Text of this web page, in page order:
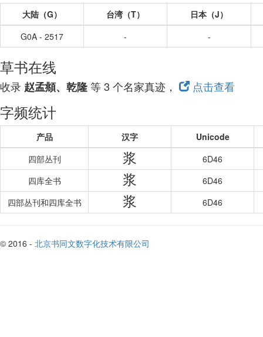
大陆（G） 台湾（T）
日本（J）
G0A - 2517
- -
草书在线
收录 赵孟頫、乾隆等 3 个名家真迹， 点击查看
字频统计
产品 汉字
Unicode
四部丛刊
浆
6D46
四库全书
浆
6D46
四部丛刊和四库全书
浆 6D46
© 2016 - 北京书同文数字化技术有限公司